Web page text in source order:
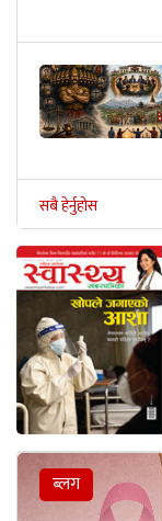
सबै हेर्नुहोस
ब्लग